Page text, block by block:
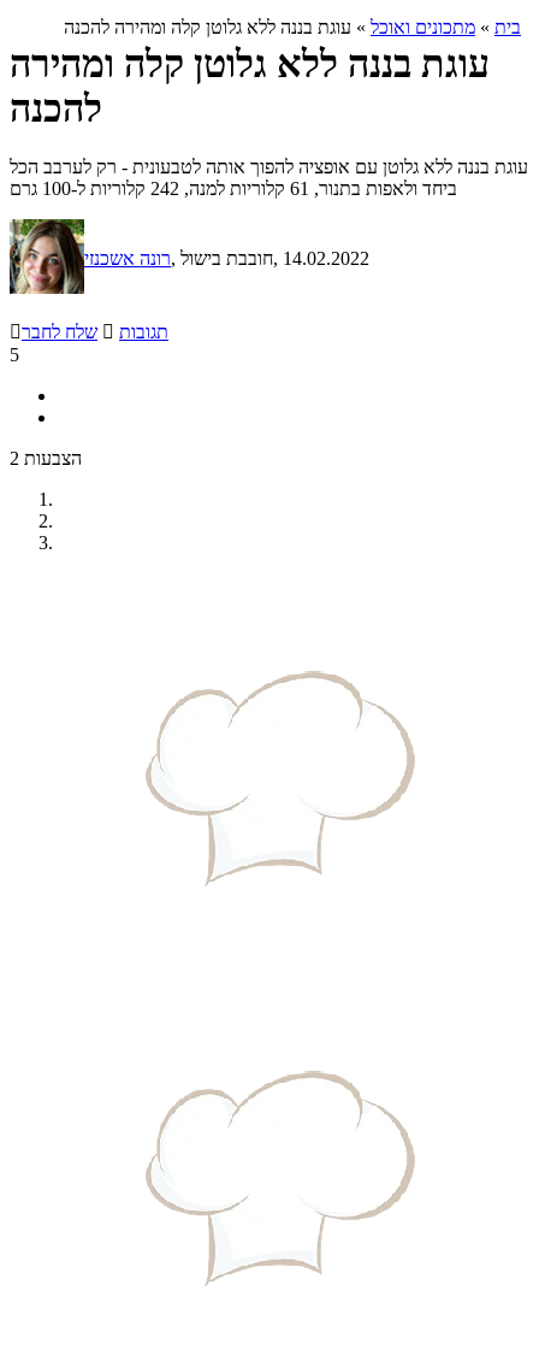
בית » מתכונים ואוכל » עוגת בננה ללא גלוטן קלה ומהירה להכנה
עוגת בננה ללא גלוטן קלה ומהירה
להכנה
עוגת בננה ללא גלוטן עם אופציה להפוך אותה לטבעונית - רק לערבב הכל
ביחד ולאפות בתנור, 61 קלוריות למנה, 242 קלוריות ל-100 גרם
רונה אשכנזי , חובבת בישול, 14.02.2022
שלח לחבר  תגובות
5
2 הצבעות